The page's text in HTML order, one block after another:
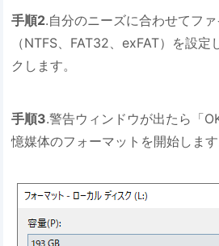
手順2.自分のニーズに合わせてフ
（NTFS、FAT32、exFAT）を設定
クします。
手順3.警告ウィンドウが出たら「
憶媒体のフォーマットを開始します